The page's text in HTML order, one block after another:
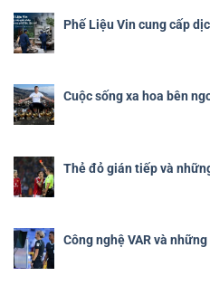
Phế Liệu Vin cung cấp
Cuộc sống xa hoa bên
Thẻ đỏ gián tiếp và
Công nghệ VAR và